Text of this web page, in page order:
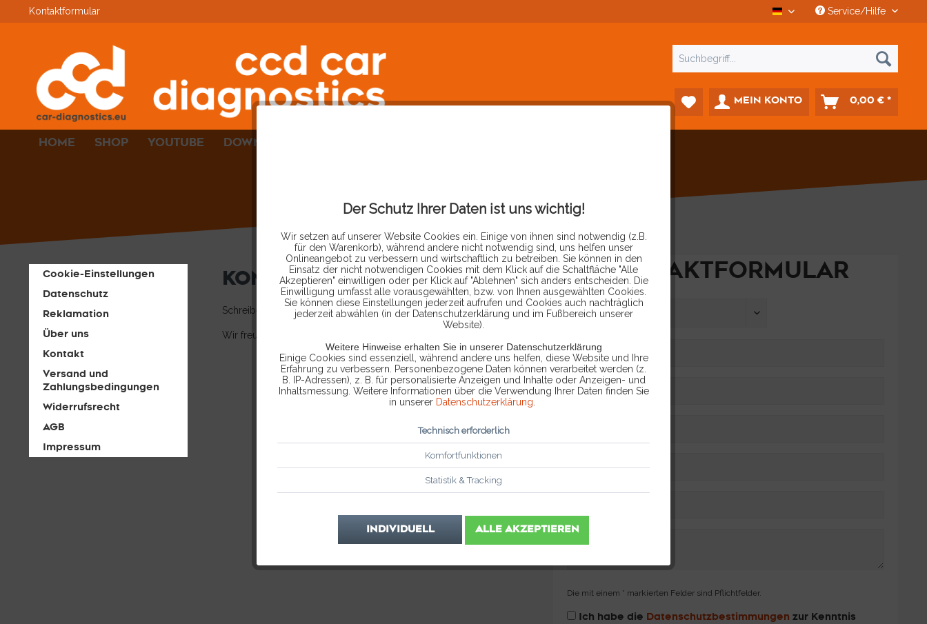
CCD Car-Diagnostics
Service/Hilfe
MEIN KONTO 0,00 € *
HOME SHOP YOUTUBE DOWNLOADS
Der Schutz Ihrer Daten ist uns wichtig!
Wir setzen auf unserer Website Cookies ein. Einige von ihnen sind notwendig (z.B.
für den Warenkorb), während andere nicht notwendig sind, uns helfen unser
Onlineangebot zu verbessern und wirtschaftlich zu betreiben. Sie können in den
Einsatz der nicht notwendigen Cookies mit dem Klick auf die Schaltfläche "Alle
Akzeptieren" einwilligen oder per Klick auf "Ablehnen" sich anders entscheiden. Die
Einwilligung umfasst alle vorausgewählten, bzw. von Ihnen ausgewählten Cookies.
Sie können diese Einstellungen jederzeit aufrufen und Cookies auch nachträglich
jederzeit abwählen (in der Datenschutzerklärung und im Fußbereich unserer
Website).
Weitere Hinweise erhalten Sie in unserer Datenschutzerklärung
Einige Cookies sind essenziell, während andere uns helfen, diese Website und Ihre
Erfahrung zu verbessern. Personenbezogene Daten können verarbeitet werden (z.
B. IP-Adressen), z. B. für personalisierte Anzeigen und Inhalte oder Anzeigen- und
Inhaltsmessung. Weitere Informationen über die Verwendung Ihrer Daten finden Sie
in unserer Datenschutzerklärung
Technisch erforderlich
Komfortfunktionen
Statistik & Tracking
INDIVIDUELL ALLE AKZEPTIEREN
Kontaktformular
Cookie-Einstellungen
Datenschutz
Reklamation
Über uns
Kontakt
Versand und
Zahlungsbedingungen
Widerrufsrecht
AGB
Impressum
KONTAKTFORMULAR
Schreiben Sie uns eine E-Mail.
Wir freuen uns auf Ihre Kontaktaufnahme.
KONTAKTFORMULAR
Die mit einem * markierten Felder sind Pflichtfelder.
Ich habe die Datenschutzbestimmungen zur Kenntnis